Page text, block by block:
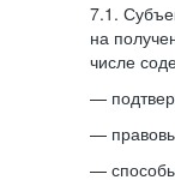
7.1.
на
числе
—
—
—